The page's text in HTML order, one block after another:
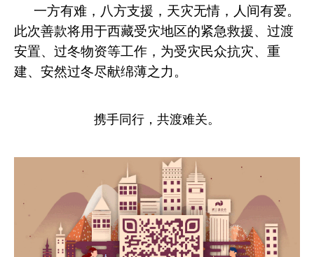
一方有难，八方支援，天灾无情，人间有爱。
此次善款将用于西藏受灾地区的紧急救援、过渡
安置、过冬物资等工作，为受灾民众抗灾、重
建、安然过冬尽献绵薄之力。
携手同行，共渡难关。